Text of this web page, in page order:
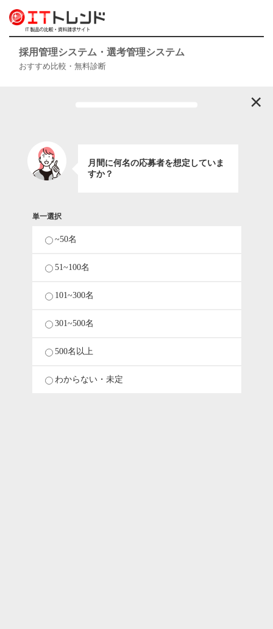
採用管理システム・選考管理システム
おすすめ比較・無料診断
×
月間に何名の応募者を想定していま
すか？
単一選択
~50名
51~100名
101~300名
301~500名
500名以上
わからない・未定